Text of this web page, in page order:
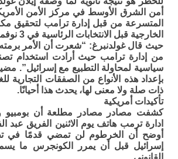
أمن الشرق الأوسط في مركز الأمن
المتسرعة من قبل إدارة ترامب لتحقيق
الخارجية قبل الانتخابات الرئاسية في 3 نوفمبر.
حيث قال غولدنبرغ: “شعرت أن الأمر
من إدارة ترامب حيث أرادت استخدام
سياسية لمحاولة التطبيع مع إسرائيل”.
بإعداد هذه الأنواع من الصفقات التجارية
ذات صلة ولا معنى لها، يحدث هذا أحيانًا.
تأكيدات أمريكية
كشفت مصادر مصادر مطلعة أن بومبيو
ادارة ترمب هاتف يوم الاثنين الفريق عبد
أوضح أن الخرطوم لن تمضي قدمًا في
إسرائيل قبل أن يمرر الكونجرس ما
القانوني.